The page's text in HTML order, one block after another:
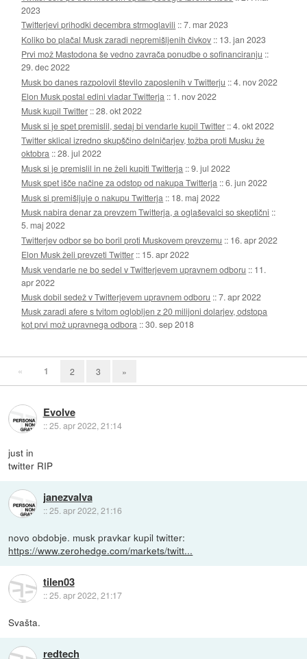
2023
Twitterjevi prihodki decembra strmoglavili ::7. mar 2023
Koliko bo plačal Musk zaradi nepremišljenih čivkov :: 13. jan 2023
Prvi mož Mastodona še vedno zavrača ponudbe o sofinanciranju ::
29. dec 2022
Musk bo danes razpolovil število zaposlenih v Twitterju ::4. nov 2022
Elon Musk postal edini vladar Twitterja :: 1. nov 2022
Musk kupil Twitter ::28. okt 2022
Musk si je spet premislil, sedaj bi vendarle kupil Twitter ::4. okt 2022
Twitter sklical izredno skupščino delničarjev, tožba proti Musku že
oktobra ::28. jul 2022
Musk si je premislil in ne želi kupiti Twitterja ::9. jul 2022
Musk spet išče načine za odstop od nakupa Twitterja ::6. jun 2022
Musk si premišljuje o nakupu Twitterja :: 18. maj 2022
Musk nabira denar za prevzem Twitterja, a oglaševalci so skeptični ::
5. maj 2022
Twitterjev odbor se bo boril proti Muskovem prevzemu :: 16. apr 2022
Elon Musk želi prevzeti Twitter :: 15. apr 2022
Musk vendarle ne bo sedel v Twitterjevem upravnem odboru :: 11.
apr 2022
Musk dobil sedež v Twitterjevem upravnem odboru ::7. apr 2022
Musk zaradi afere s tvitom oglobljen z 20 milijoni dolarjev, odstopa
kot prvi mož upravnega odbora ::30. sep 2018
« 1 2 3 »
Evolve
::25. apr 2022, 21:14
just in
twitter RIP
janezvalva
::25. apr 2022, 21:16
novo obdobje. musk pravkar kupil twitter:
https://www.zerohedge.com/markets/twitt...
tilen03
::25. apr 2022, 21:17
Svašta.
redtech